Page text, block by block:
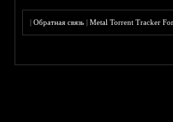
|Обратная связь |Metal Torrent Tracker